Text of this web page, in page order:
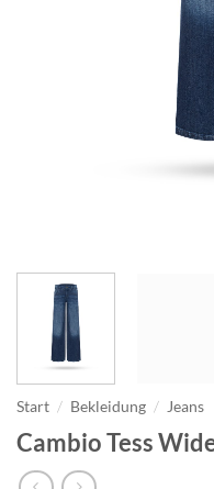
Start / Bekleidung / Jeans
Cambio Tess